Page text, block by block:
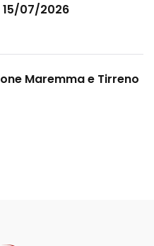
15/07/2026
Maremma e Tirreno